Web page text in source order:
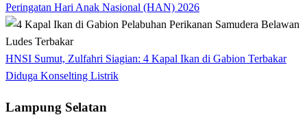
Peringatan Hari Anak Nasional (HAN) 2026
HNSI Sumut, Zulfahri Siagian: 4 Kapal Ikan di Gabion Terbakar
Diduga Konselting Listrik
Lampung Selatan